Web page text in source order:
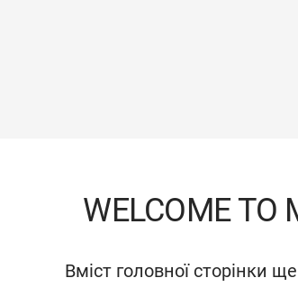
WELCOME
Вміст головної сторінки